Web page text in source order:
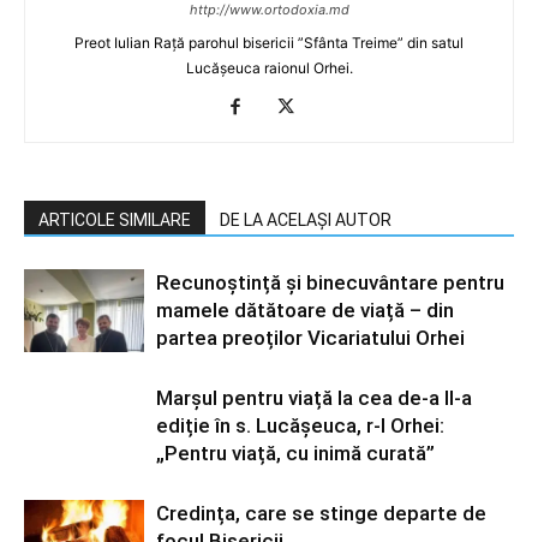
http://www.ortodoxia.md
Preot Iulian Rață parohul bisericii ”Sfânta Treime” din satul
Lucășeuca raionul Orhei.
ARTICOLE SIMILARE DE LA ACELAȘI AUTOR
Recunoștință și binecuvântare pentru
mamele dătătoare de viață – din
partea preoților Vicariatului Orhei
Marșul pentru viață la cea de-a II-a
ediție în s. Lucășeuca, r-l Orhei:
„Pentru viață, cu inimă curată”
Credința, care se stinge departe de